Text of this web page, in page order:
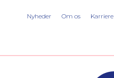
Nyheder Om os Karriere